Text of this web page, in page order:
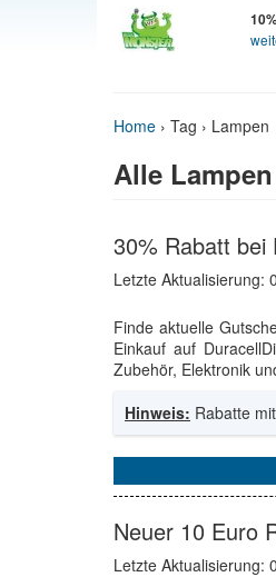
Home › Tag › Lampen
Alle
30% Rabatt bei
Letzte Aktualisierung:
Finde aktuelle
Einkauf auf
Zubehör, Elektronik
Hinweis: Rabatte
Neuer 10 Euro
Letzte Aktualisierung: